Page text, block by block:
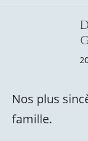
Nos plus
famille.